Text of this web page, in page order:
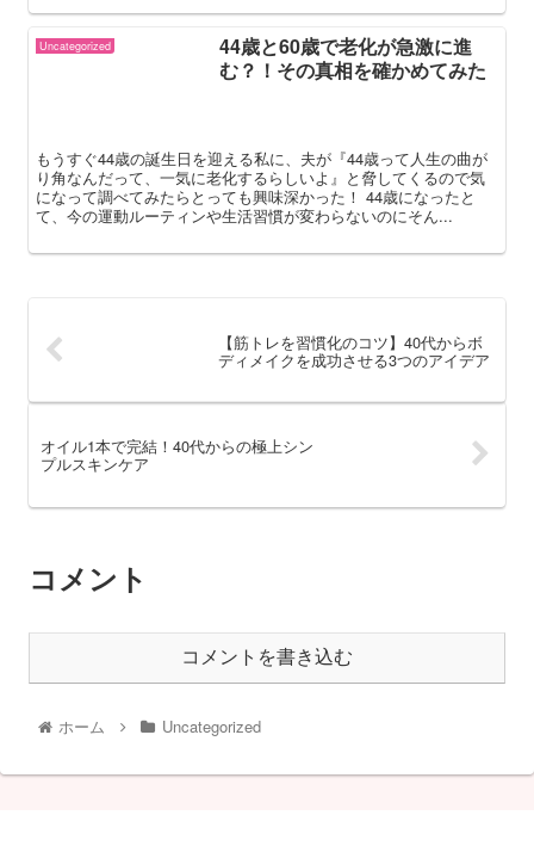
Uncategorized
44歳と60歳で老化が急激に進
む？！その真相を確かめてみた
もうすぐ44歳の誕生日を迎える私に、夫が『44歳って人生の曲が
り角なんだって、一気に老化するらしいよ』と脅してくるので気
になって調べてみたらとっても興味深かった！ 44歳になったと
て、今の運動ルーティンや生活習慣が変わらないのにそん...
【筋トレを習慣化のコツ】40代からボ
ディメイクを成功させる3つのアイデア
オイル1本で完結！40代からの極上シン
プルスキンケア
コメント
コメントを書き込む
ホーム Uncategorized